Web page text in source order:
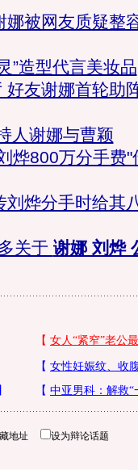
娜被网友质疑整
”造型代言美妆品
好友谢娜首轮助
人谢娜与曹颖
烨800万分手费"
刘烨分手时给其
关于 谢娜 刘烨
地址 设为辩论话题